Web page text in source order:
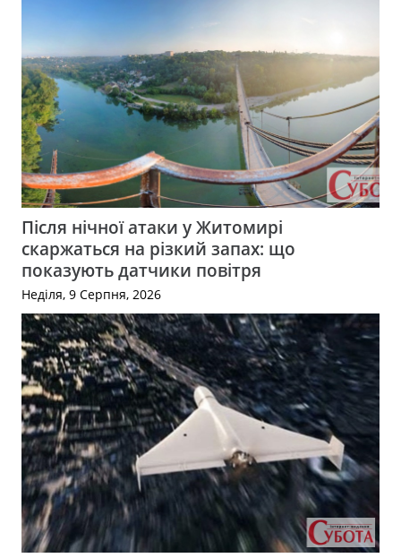
Після нічної атаки у Житомирі
скаржаться на різкий запах: що
показують датчики повітря
Неділя, 9 Серпня, 2026